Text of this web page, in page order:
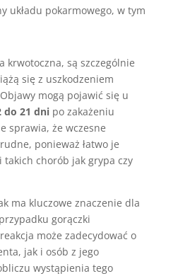
układu pokarmowego, w tym
krwotoczna, są szczególnie
się z uszkodzeniem
mogą pojawić się u
do 21 dnipo zakażeniu
sprawia, że wczesne
ponieważ łatwo je
chorób jak grypa czy
ma kluczowe znaczenie dla
gorączki
może zadecydować o
jak i osób z jego
wystąpienia tego